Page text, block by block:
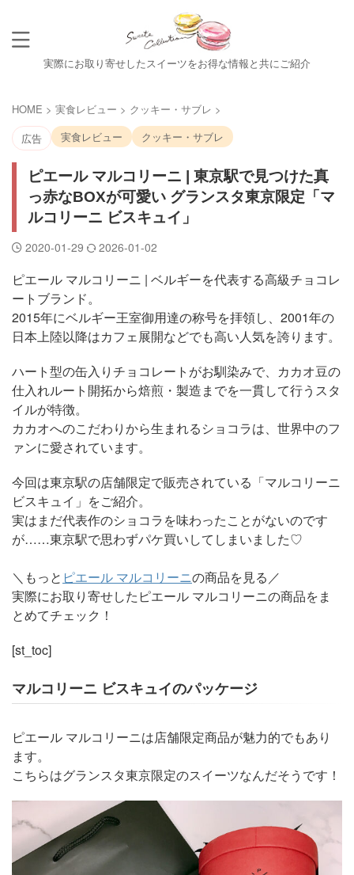
実際にお取り寄せしたスイーツをお得な情報と共にご紹介
HOME > 実食レビュー > クッキー・サブレ >
広告
実食レビュー クッキー・サブレ
ピエール マルコリーニ | 東京駅で見つけた真
っ赤なBOXが可愛い グランスタ東京限定「マ
ルコリーニ ビスキュイ」
2020-01-29 2026-01-02
ピエール マルコリーニ | ベルギーを代表する高級チョコレ
ートブランド。
2015年にベルギー王室御用達の称号を拝領し、2001年の
日本上陸以降はカフェ展開などでも高い人気を誇ります。
ハート型の缶入りチョコレートがお馴染みで、カカオ豆の
仕入れルート開拓から焙煎・製造までを一貫して行うスタ
イルが特徴。
カカオへのこだわりから生まれるショコラは、世界中のフ
ァンに愛されています。
今回は東京駅の店舗限定で販売されている「マルコリーニ
ビスキュイ」をご紹介。
実はまだ代表作のショコラを味わったことがないのです
が……東京駅で思わずパケ買いしてしまいました♡
＼もっと ピエール マルコリーニの商品を見る／
実際にお取り寄せしたピエール マルコリーニの商品をま
とめてチェック！
[st_toc]
マルコリーニ ビスキュイのパッケージ
ピエール マルコリーニは店舗限定商品が魅力的でもあり
ます。
こちらはグランスタ東京限定のスイーツなんだそうです！